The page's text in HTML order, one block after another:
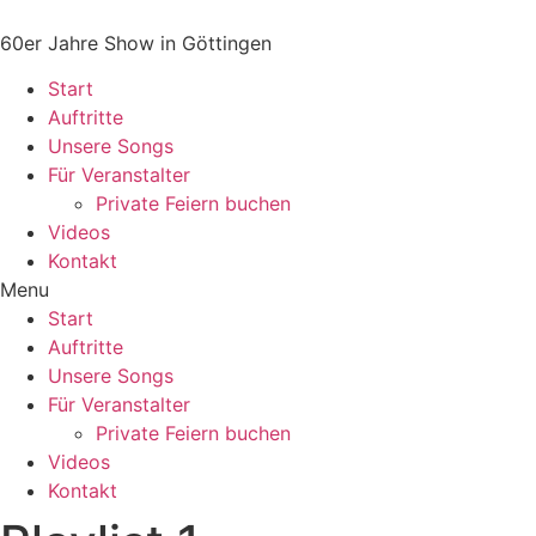
60er Jahre Show in Göttingen
Start
Auftritte
Unsere Songs
Für Veranstalter
Private Feiern buchen
Videos
Kontakt
Menu
Start
Auftritte
Unsere Songs
Für Veranstalter
Private Feiern buchen
Videos
Kontakt